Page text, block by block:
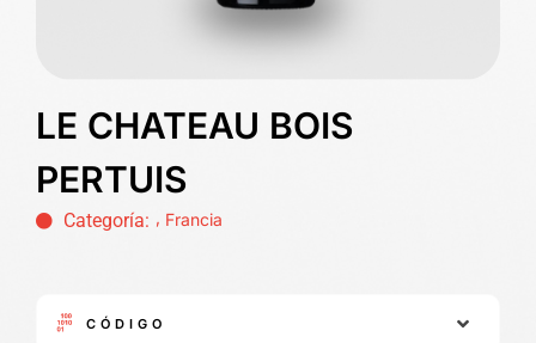
LE CHATEAU BOIS
PERTUIS
Categoría: , Francia
CÓDIGO